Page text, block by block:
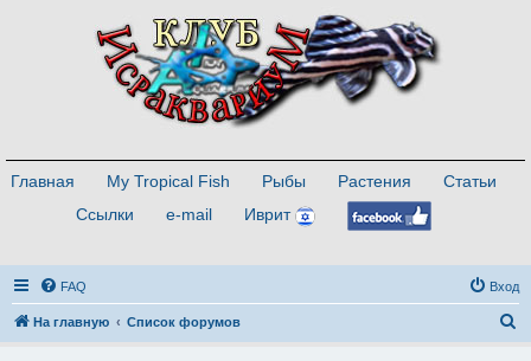
Главная My Tropical Fish Рыбы Растения
Статьи
Ссылки
e-mail Иврит
FAQ Вход
На главную Список форумов